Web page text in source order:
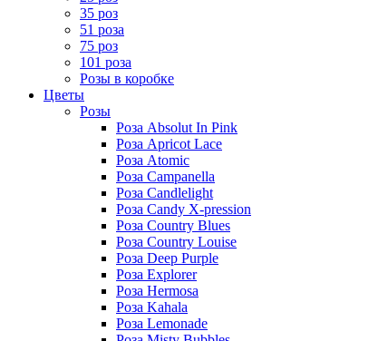
35 роз
51 роза
75 роз
101 роза
Розы в коробке
Цветы
Розы
Роза Absolut In Pink
Роза Apricot Lace
Роза Atomic
Роза Campanella
Роза Candlelight
Роза Candy X-pression
Роза Country Blues
Роза Country Louise
Роза Deep Purple
Роза Explorer
Роза Hermosa
Роза Kahala
Роза Lemonade